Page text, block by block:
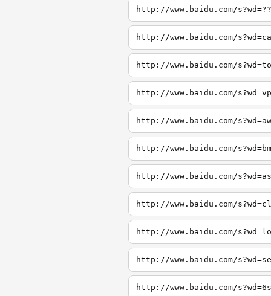
http://www.baidu.com/
http://www.baidu.com/
http://www.baidu.com/
http://www.baidu.com/
http://www.baidu.com/
http://www.baidu.com/
http://www.baidu.com/
http://www.baidu.com/
http://www.baidu.com/
http://www.baidu.com/
http://www.baidu.com/